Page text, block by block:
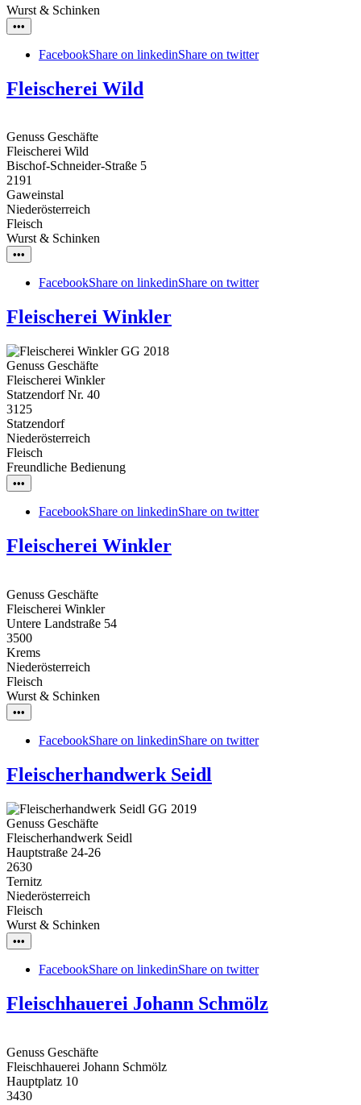
Wurst & Schinken
•••
FacebookShare on linkedinShare on twitter
Fleischerei Wild
Genuss Geschäfte
Fleischerei Wild
Bischof-Schneider-Straße 5
2191
Gaweinstal
Niederösterreich
Fleisch
Wurst & Schinken
•••
FacebookShare on linkedinShare on twitter
Fleischerei Winkler
Genuss Geschäfte
Fleischerei Winkler
Statzendorf Nr. 40
3125
Statzendorf
Niederösterreich
Fleisch
Freundliche Bedienung
•••
FacebookShare on linkedinShare on twitter
Fleischerei Winkler
Genuss Geschäfte
Fleischerei Winkler
Untere Landstraße 54
3500
Krems
Niederösterreich
Fleisch
Wurst & Schinken
•••
FacebookShare on linkedinShare on twitter
Fleischerhandwerk Seidl
Genuss Geschäfte
Fleischerhandwerk Seidl
Hauptstraße 24-26
2630
Ternitz
Niederösterreich
Fleisch
Wurst & Schinken
•••
FacebookShare on linkedinShare on twitter
Fleischhauerei Johann Schmölz
Genuss Geschäfte
Fleischhauerei Johann Schmölz
Hauptplatz 10
3430